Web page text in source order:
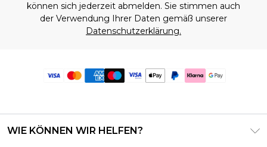
können sich jederzeit abmelden. Sie stimmen auch
der Verwendung Ihrer Daten gemäß unserer
Datenschutzerklärung.
WIE KÖNNEN WIR HELFEN?